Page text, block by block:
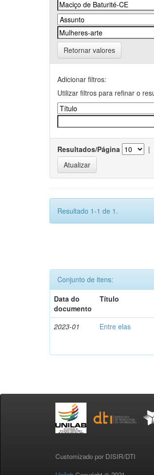
Retornar valores
Adicionar filtros:
Utilizar filtros para refinar o
Resultados/Página |
Resultado 1-1 de 1.
Conjunto de itens:
Data do
documento
Título
2023-01 Entre elas
Customizado por DISIR/DTI